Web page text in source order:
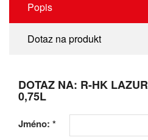
Popis
Dotaz na produkt
DOTAZ NA: R-HK
0,75L
Jméno: *